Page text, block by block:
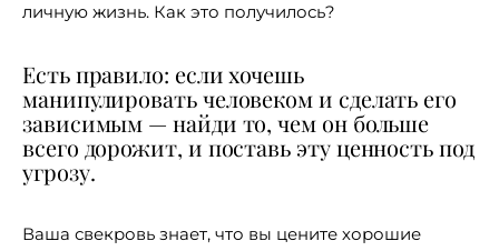
личную жизнь. Как это получилось?
Есть правило: если хочешь
манипулировать человеком и сделать его
зависимым — найди то, чем он больше
всего дорожит, и поставь эту ценность под
угрозу.
Ваша свекровь знает, что вы цените хорошие